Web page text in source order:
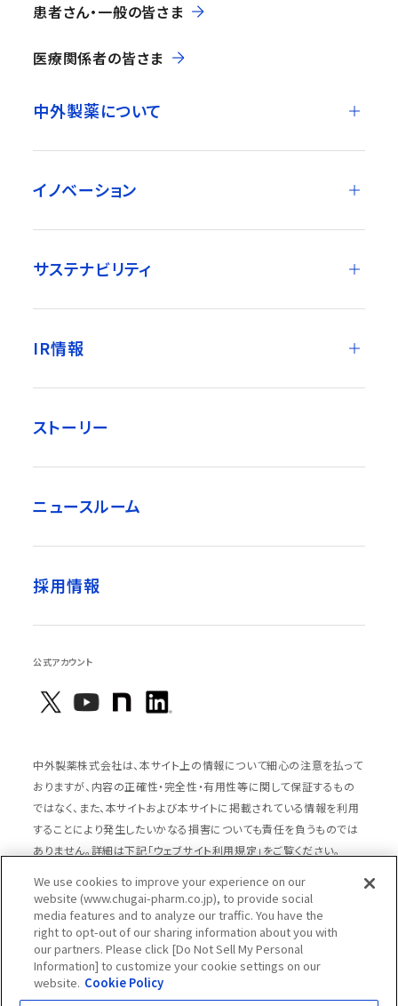
患者さん・一般の皆さま
医療関係者の皆さま
中外製薬について
イノベーション
サステナビリティ
IR情報
ストーリー
ニュースルーム
採用情報
公式アカウント
中外製薬株式会社は、本サイト上の情報について細心の注意を払って
おりますが、内容の正確性・完全性・有用性等に関して保証するもの
ではなく、また、本サイトおよび本サイトに掲載されている情報を利用
することにより発生したいかなる損害についても責任を負うものでは
ありません。詳細は下記「ウェブサイト利用規定」をご覧ください。
サイトマップ
ウェブサイト利用規定
個人情報の取扱いのご案内
ソーシャルメディアポリシー
推奨閲覧環境
ウェブアクセシビリティ対応
We use cookies to improve your experience on our
website (www.chugai-pharm.co.jp), to provide social
media features and to analyze our traffic. You have the
right to opt-out of our sharing information about you with
our partners. Please click [Do Not Sell My Personal
Information] to customize your cookie settings on our
website. Cookie Policy